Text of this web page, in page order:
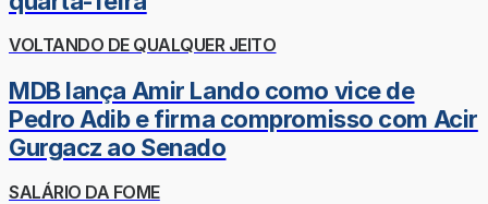
VOLTANDO DE QUALQUER JEITO
MDB lança Amir Lando como vice de
Pedro Adib e firma compromisso com Acir
Gurgacz ao Senado
SALÁRIO DA FOME